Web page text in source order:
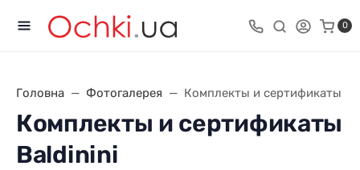
0
Головна Фотогалерея Комплекты и сертификаты
Комплекты и сертификаты
Baldinini